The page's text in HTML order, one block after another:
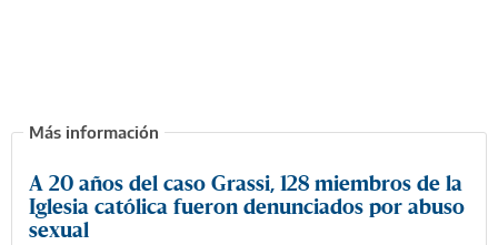
A 20 años del caso Grassi, 128 miembros de la
Iglesia católica fueron denunciados por abuso
sexual